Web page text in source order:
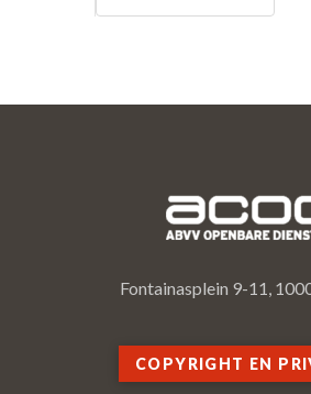
Fontainasplein 9-11,
COPYRIGHT EN